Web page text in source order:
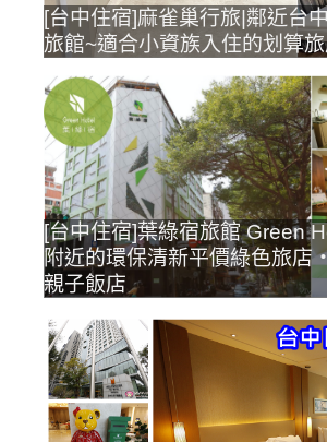
[台中住宿]麻雀巢行旅|鄰近台
旅館~適合小資族入住的划算
[台中住宿]葉綠宿旅館 Green
附近的環保清新平價綠色旅店
親子飯店